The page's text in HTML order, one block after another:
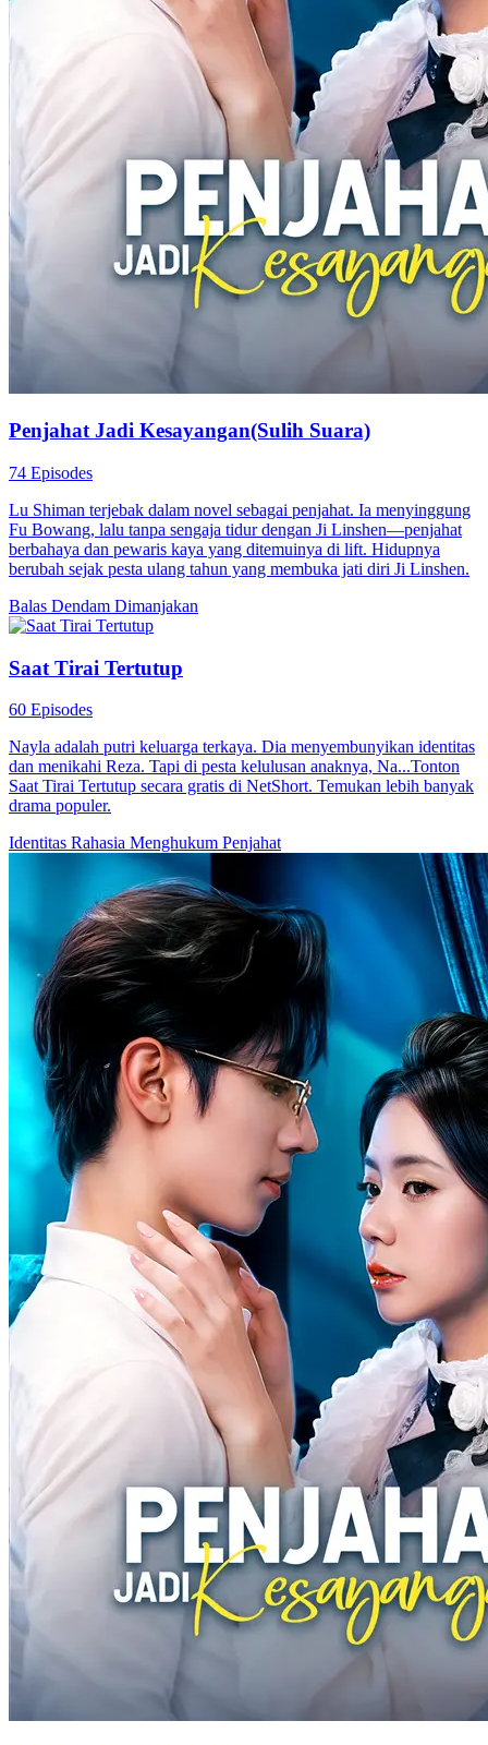
Penjahat Jadi Kesayangan(Sulih Suara)
74 Episodes
Lu Shiman terjebak dalam novel sebagai penjahat. Ia menyinggung
Fu Bowang, lalu tanpa sengaja tidur dengan Ji Linshen—penjahat
berbahaya dan pewaris kaya yang ditemuinya di lift. Hidupnya
berubah sejak pesta ulang tahun yang membuka jati diri Ji Linshen.
Balas Dendam Dimanjakan
Saat Tirai Tertutup
60 Episodes
Nayla adalah putri keluarga terkaya. Dia menyembunyikan identitas
dan menikahi Reza. Tapi di pesta kelulusan anaknya, Na...Tonton
Saat Tirai Tertutup secara gratis di NetShort. Temukan lebih banyak
drama populer.
Identitas Rahasia Menghukum Penjahat